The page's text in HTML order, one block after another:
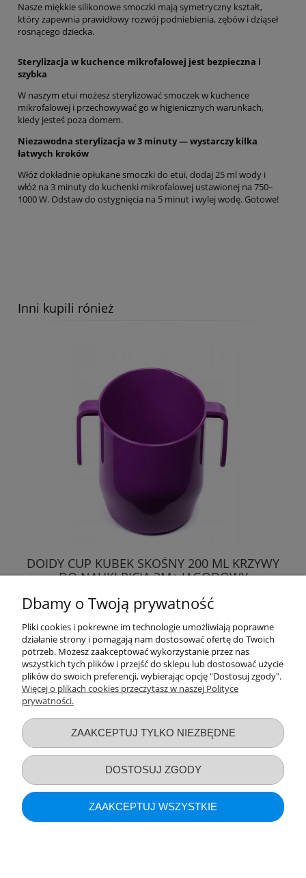
Nasze miękkie silikonowe smoczki mają symetryczny kształt,
który zapewnia prawidłowy rozwój podniebienia, zębów i dziąseł
rosnącego dziecka.
Sterylizacja w kuchence mikrofalowej jest bezpieczna i
szybka
W naszym etui możesz sterylizować smoczek w kuchence
mikrofalowej i przechowywać go w higienicznych warunkach,
kiedy jesteś poza domem.
Niezawodna sterylizacja w 3 minuty — wystarczy kilka
łatwych kroków
Włóż dokładnie opłukane smoczki do etui, dodaj 25 ml wody i
włóż na 3 minuty do kuchenki mikrofalowej ustawionej na 750–
1000 W. Odstaw do ostygnięcia na 5 minut i wylej wodę. Gotowe!
Inni kupili rónież
DOIDY CUP KUBEK SKOŚNY 200 ML KRZYWY
DO NAUKI PICIA 3M+ JAGODOWY
28,49 zł
DO KOSZYKA
Informacje o sklepie
Dbamy o Twoją prywatność
Pliki cookies i pokrewne im technologie umożliwiają poprawne
działanie strony i pomagają nam dostosować ofertę do Twoich
potrzeb. Możesz zaakceptować wykorzystanie przez nas
wszystkich tych plików i przejść do sklepu lub dostosować użycie
plików do swoich preferencji, wybierając opcję "Dostosuj zgody".
Więcej o plikach cookies przeczytasz w naszej Polityce
prywatności.
ZAAKCEPTUJ TYLKO NIEZBĘDNE
DOSTOSUJ ZGODY
ZAAKCEPTUJ WSZYSTKIE